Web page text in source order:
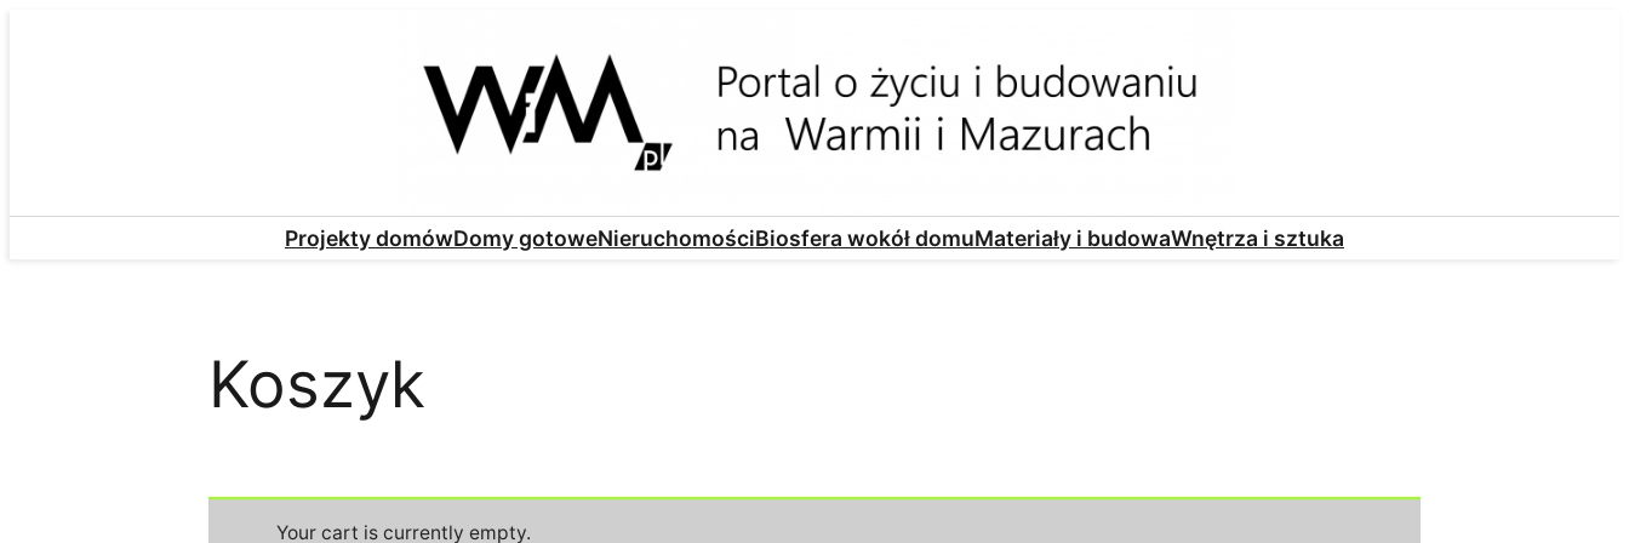
Projekty domówDomy gotoweNieruchomościBiosfera wokół domuMateriały i budowaWnętrza i sztuka
Koszyk
Your cart is currently empty.